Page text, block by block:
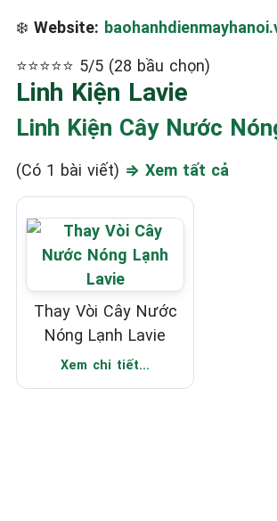
❄️ Website:
⭐⭐⭐⭐⭐ 5/5 (28 bầu chọn)
Linh Kiện Lavie
Linh Kiện Cây Nước
(Có 1 bài viết) ⇒ Xem tất cả
Thay Vòi Cây Nước
Nóng Lạnh Lavie
Xem chi tiết...